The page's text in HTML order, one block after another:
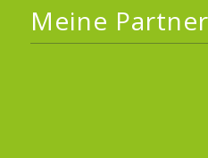
Meine Partner